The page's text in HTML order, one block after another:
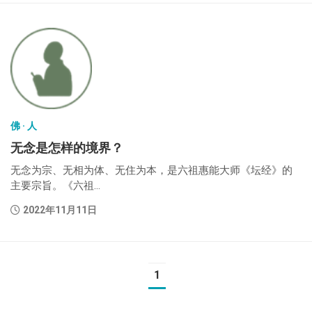
佛 · 人
无念是怎样的境界？
无念为宗、无相为体、无住为本，是六祖惠能大师《坛经》的
主要宗旨。《六祖...
2022年11月11日
1